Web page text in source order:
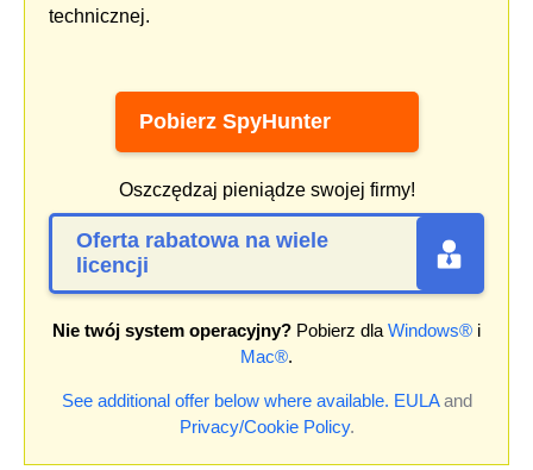
technicznej.
Pobierz SpyHunter
Oszczędzaj pieniądze swojej firmy!
Oferta rabatowa na wiele
licencji
Nie twój system operacyjny? Pobierz dla Windows® i
Mac®.
See additional offer below where available. EULAand
Privacy/Cookie Policy.